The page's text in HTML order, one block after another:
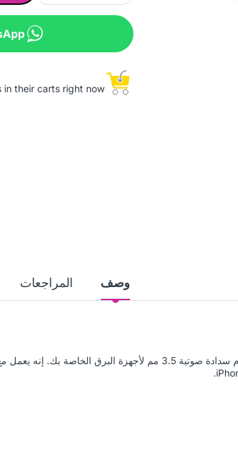
their carts right now.
وصف المراجعات